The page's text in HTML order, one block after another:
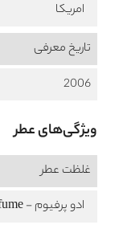
امریکا
تاریخ معرفی
2006
ویژگی‌های عطر
غلظت عطر
ادو پرفیوم - Eau de Perfume